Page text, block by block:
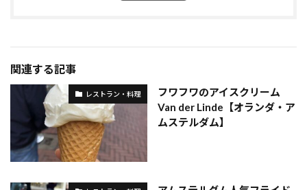
関連する記事
レストラン・料理
フワフワのアイスクリーム
Van der Linde【オランダ・ア
ムステルダム】